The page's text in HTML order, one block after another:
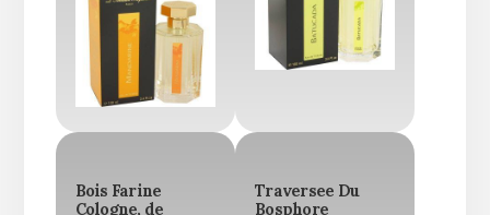
Bois Farine
Cologne, de
Traversee Du
Bosphore